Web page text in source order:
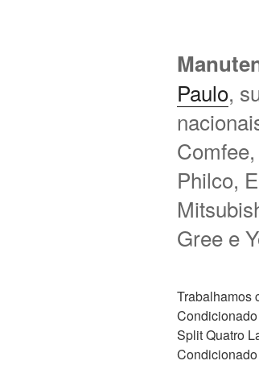
Paulo,
Philco,
Gree e
Trabalhamos
Split Quatro